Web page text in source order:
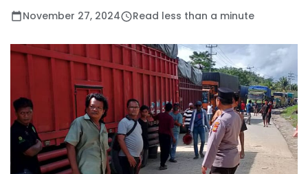
November 27, 2024 Read less than a minute